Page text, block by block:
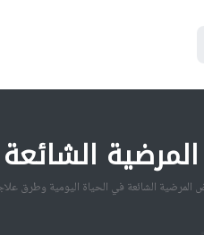
المرضية الشائعة في الحياة اليومية وطرق